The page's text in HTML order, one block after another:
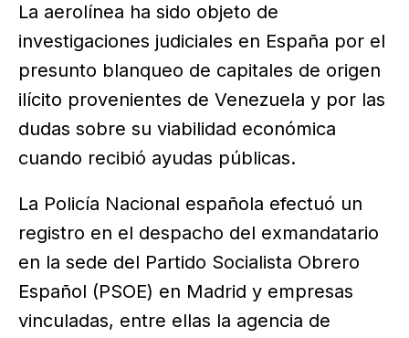
La aerolínea ha sido objeto de
investigaciones judiciales en España por el
presunto blanqueo de capitales de origen
ilícito provenientes de Venezuela y por las
dudas sobre su viabilidad económica
cuando recibió ayudas públicas.
La Policía Nacional española efectuó un
registro en el despacho del exmandatario
en la sede del Partido Socialista Obrero
Español (PSOE) en Madrid y empresas
vinculadas, entre ellas la agencia de